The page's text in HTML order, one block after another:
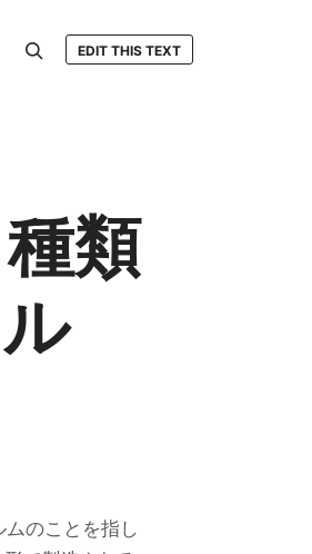
EDIT THIS TEXT
類
のことを指し